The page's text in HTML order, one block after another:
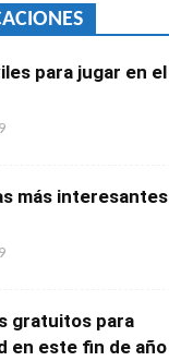
para jugar en el
más interesantes
gratuitos para
en este fin de año